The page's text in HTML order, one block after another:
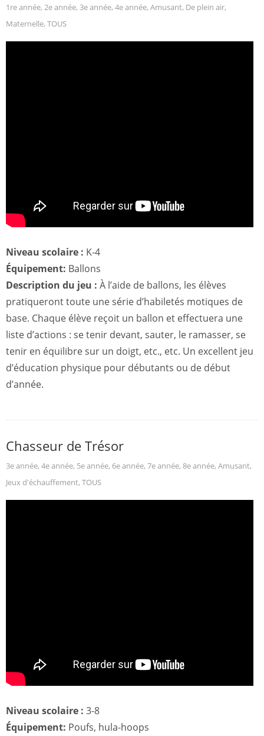
1re année, 2e année, 3e année, 4e année, Amusant, De plein air,
Maternelle, TOUS
Niveau scolaire : K-4
Équipement: Ballons
Description du jeu : À l’aide de ballons, les élèves
pratiqueront toute une série d’habiletés motiques de
base. Chaque élève reçoit un ballon et effectuera une
liste d’actions : se tenir devant, sauter, le ramasser, se
tenir en équilibre sur un doigt, etc., etc. Un excellent jeu
d’éducation physique pour débutants ou de début
d’année.
Chasseur de Trésor
3e année, 4e année, 5e année, 6e année, 7e année, 8e année, Amusant,
Jeux d'échauffement, TOUS
Niveau scolaire : 3-8
Équipement: Poufs, hula-hoops